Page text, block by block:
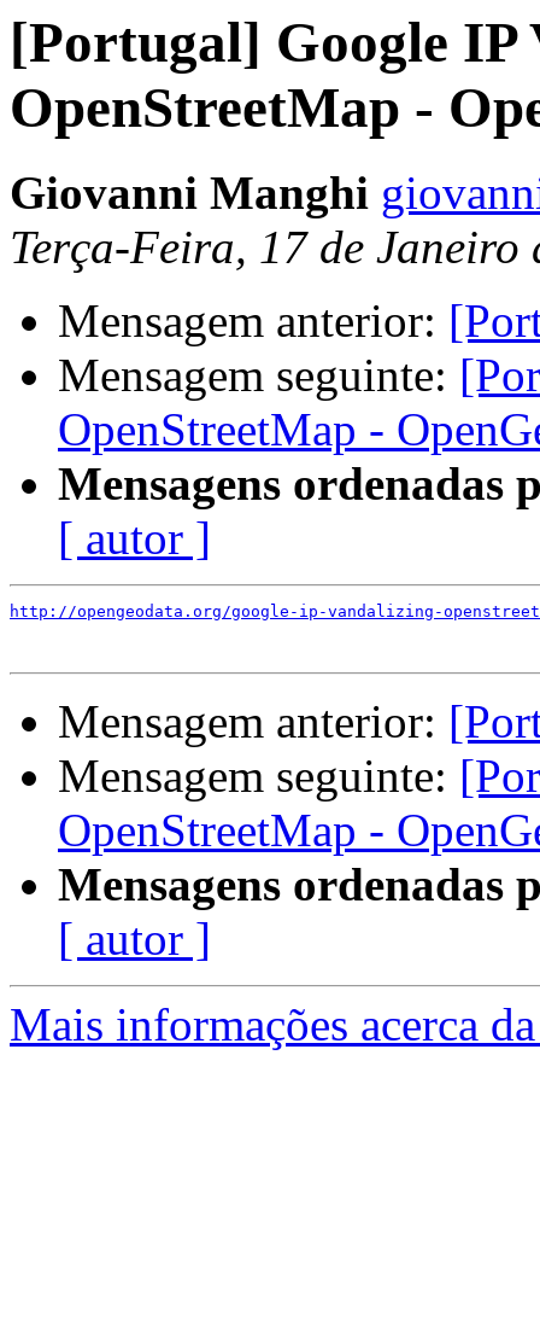
[Portugal] Google IP
OpenStreetMap -
Giovanni Manghi
Terça-Feira, 17 de
Mensagem anterior:
Mensagem seguinte:
OpenStreetMap -
Mensagens ordenadas
[ autor ]
http://opengeodata.org/google-ip-vandalizing-
Mensagem anterior:
Mensagem seguinte:
OpenStreetMap -
Mensagens ordenadas
[ autor ]
Mais informações acerca